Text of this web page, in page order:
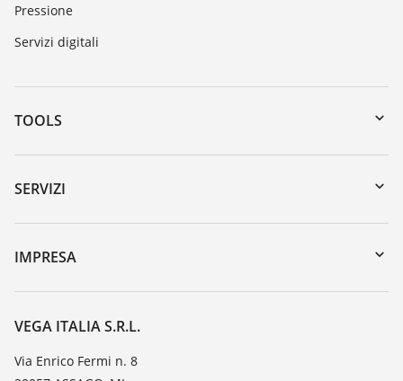
Pressione
Servizi digitali
TOOLS
Downloads
Ricerca numero di serie
DTM Collection/PACTware
SERVIZI
Reso apparecchio
Seminari
IMPRESA
VEGA, l'azienda
Contatto
Novità
VEGA ITALIA S.R.L.
Via Enrico Fermi n. 8